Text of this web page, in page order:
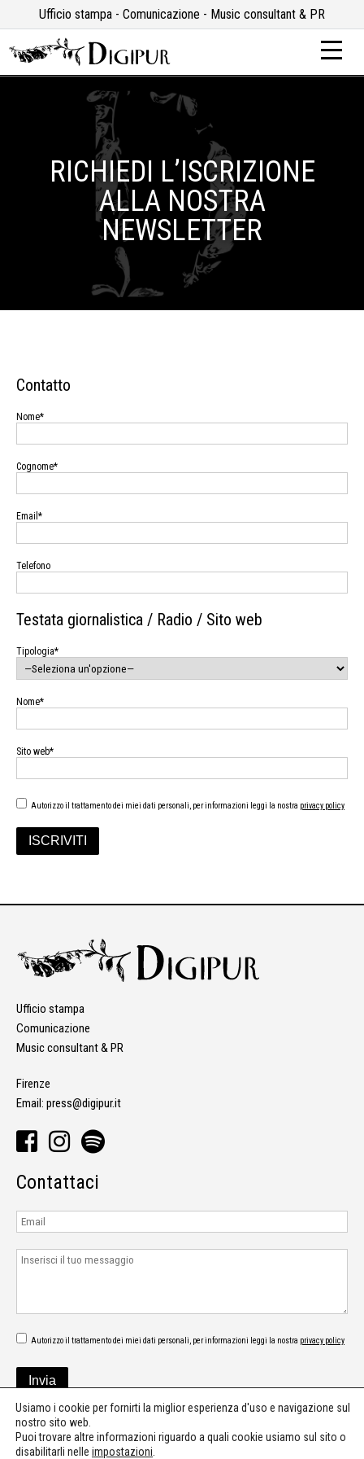
Ufficio stampa - Comunicazione - Music consultant & PR
RICHIEDI L’ISCRIZIONE
ALLA NOSTRA
NEWSLETTER
Contatto
Nome*
Cognome*
Email*
Telefono
Testata giornalistica / Radio / Sito web
Tipologia*
Nome*
Sito web*
Autorizzo il trattamento dei miei dati personali, per informazioni leggi la nostra privacy policy
Ufficio stampa
Comunicazione
Music consultant & PR
Firenze
Email: press@digipur.it
Contattaci
Autorizzo il trattamento dei miei dati personali, per informazioni leggi la nostra privacy policy
©2026 - Digipur - Press office - Communication - Music consultant & PR -
Usiamo i cookie per fornirti la miglior esperienza d'uso e navigazione sul
nostro sito web.
Puoi trovare altre informazioni riguardo a quali cookie usiamo sul sito o
disabilitarli nelle impostazioni